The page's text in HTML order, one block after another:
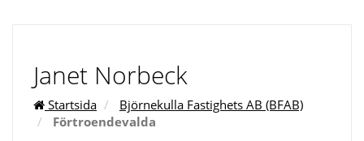
Janet Norbeck
Startsida
Björnekulla Fastighets AB (BFAB)
Förtroendevalda